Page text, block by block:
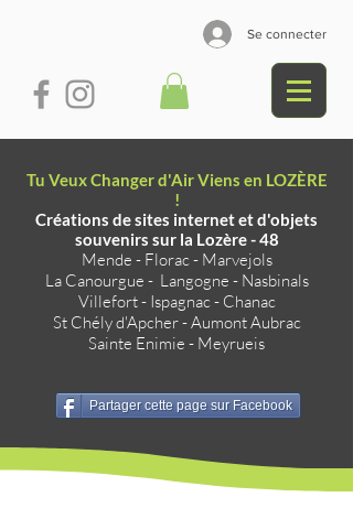
Se connecter
Tu Veux Changer d'Air Viens en LOZÈRE
!
Créations de sites internet et d'objets
souvenirs sur la Lozère - 48
Mende - Florac- Marvejols
La Canourgue - Langogne - Nasbinals
Villefort- Ispagnac- Chanac
St Chély d'Apcher-Aumont Aubrac
Sainte Enimie - Meyrueis
Partager cette page sur Facebook